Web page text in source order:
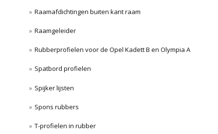
Raamafdichtingen buiten kant raam
Raamgeleider
Rubberprofielen voor de Opel Kadett B en Olympia A
Spatbord profielen
Spijker lijsten
Spons rubbers
T-profielen in rubber